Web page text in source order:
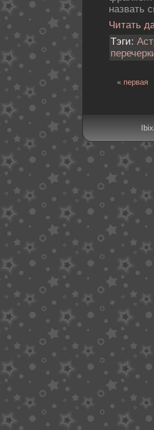
назвать
Читать
Тэги:
« первая